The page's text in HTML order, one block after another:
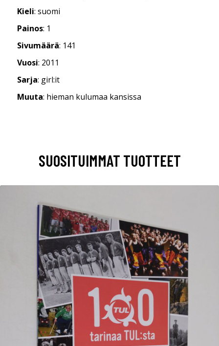
Kieli: suomi
Painos: 1
Sivumäärä: 141
Vuosi: 2011
Sarja: girl:it
Muuta: hieman kulumaa kansissa
SUOSITUIMMAT TUOTTEET